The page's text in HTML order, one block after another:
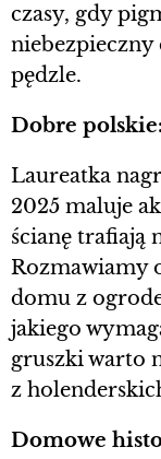
czasy, gdy
pędzle.
Dobre
Laureatka
2025 maluje
ścianę trafiają
Rozmawiamy
domu z
jakiego
gruszki warto
z
Domowe